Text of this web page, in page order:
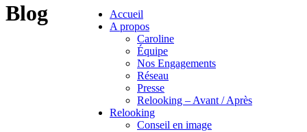
Accueil
A propos
Caroline
Équipe
Nos Engagements
Réseau
Presse
Relooking – Avant / Après
Relooking
Conseil en image
Blog